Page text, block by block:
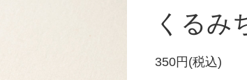
くるみ
350円(税込)